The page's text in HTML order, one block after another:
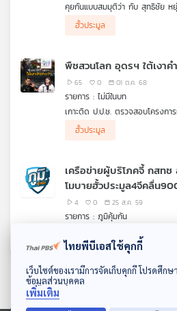
เพลง
และ
กิจกรรม
เกี่ยว
ดาวน์โหลด Thai PBS Podcast Application
คุยกันแบบสมมุติว่า กับ สุทธิชัย ห
เชิญ "บรรยง พงษ์พานิช" กรรม
(ประเทศไทย) คุยเรื่องสมมุติว่า
ตอนนั้นประเทศจะเปลี่ยนแปลงไป
ในรูปแบบ Podcast
ฮั้วประมูล
พืชสวนโลก อุดรฯ ใต้เงาค
65 0 01 ต.ค. 68
รายการ : ไม่มีในบท
เกาะติด ป.ป.ช. ตรวจสอบโครงก
ครั้งที่ 3 ที่ จ.อุดรธานี งบประมา
ว่า 30% ท่ามกลางข้อกังขาว่าหลา
รายการ ไม่มีในบท คอลัมน์ออนไล
ไทยพีบีเอส โดย...วาทินี นวฤทธิศ
ฮั้วประมูล
เครือข่ายผู้บริโภคจี้ กสท
โมบายฮั้วประมูล4จีคลื่น
4 0 25 ส.ค. 59
รายการ : ภูมิคุ้มกัน
ไทยพีบีเอสใช้คุกกี้
เว็บไซต์ของเรามีการจัดเก็บคุกกี้ โปรดศึก
ข้อมูลส่วนบุคคล
เพิ่มเติม